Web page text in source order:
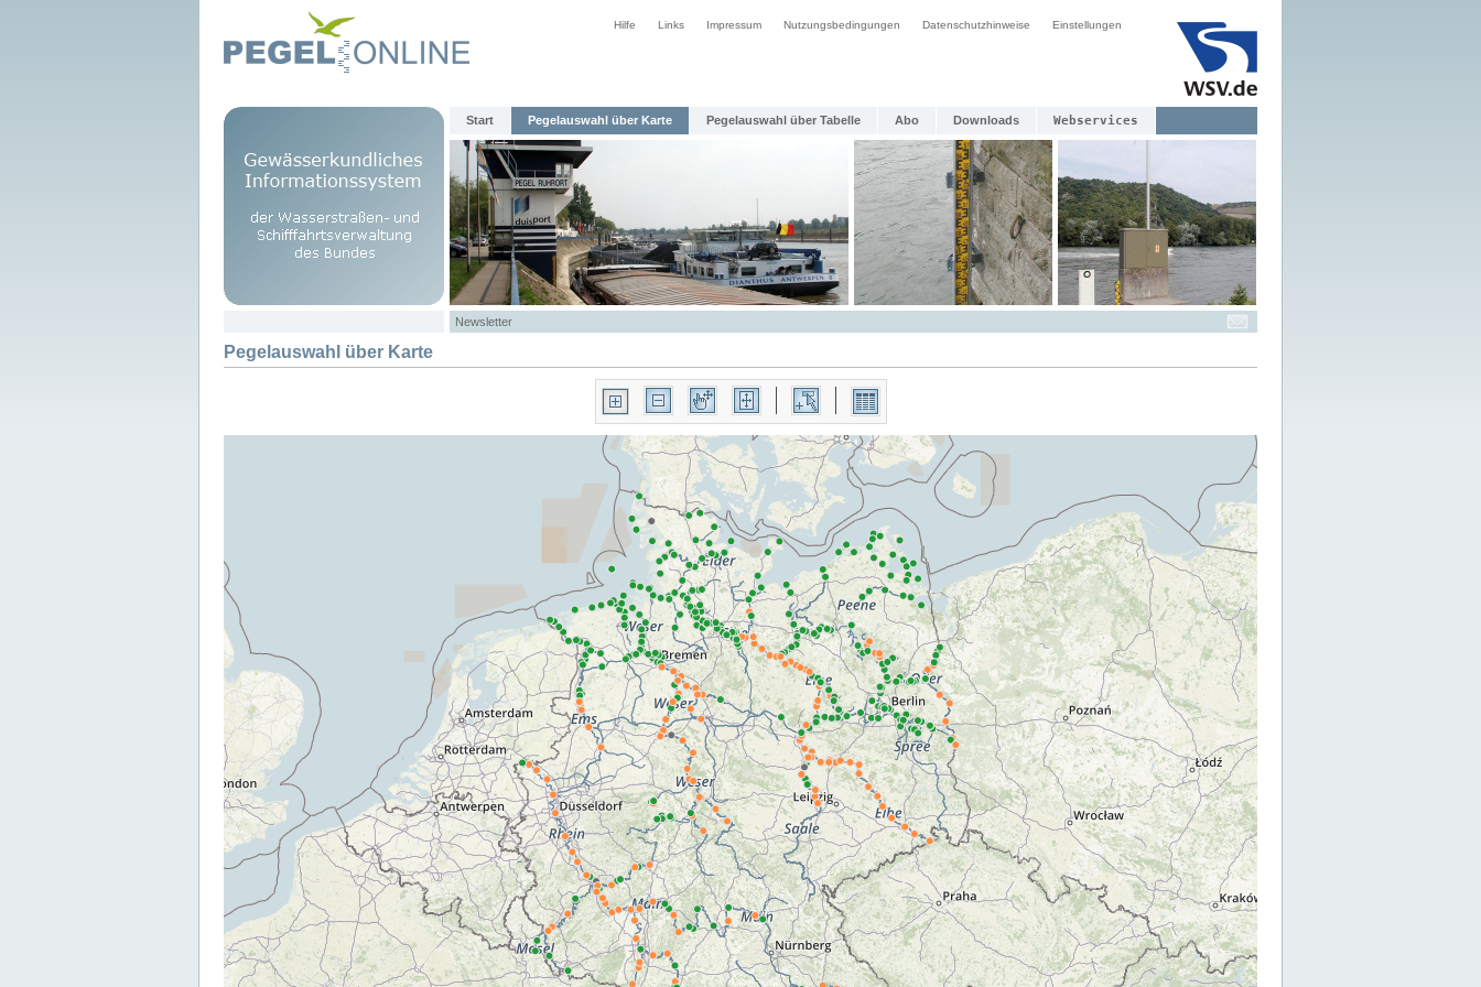
Hilfe Links Impressum Nutzungsbedingungen Datenschutzhinweise Einstellungen
Start Pegelauswahl über Karte Pegelauswahl über Tabelle Abo Downloads Webservices
Newsletter
Pegelauswahl über Karte